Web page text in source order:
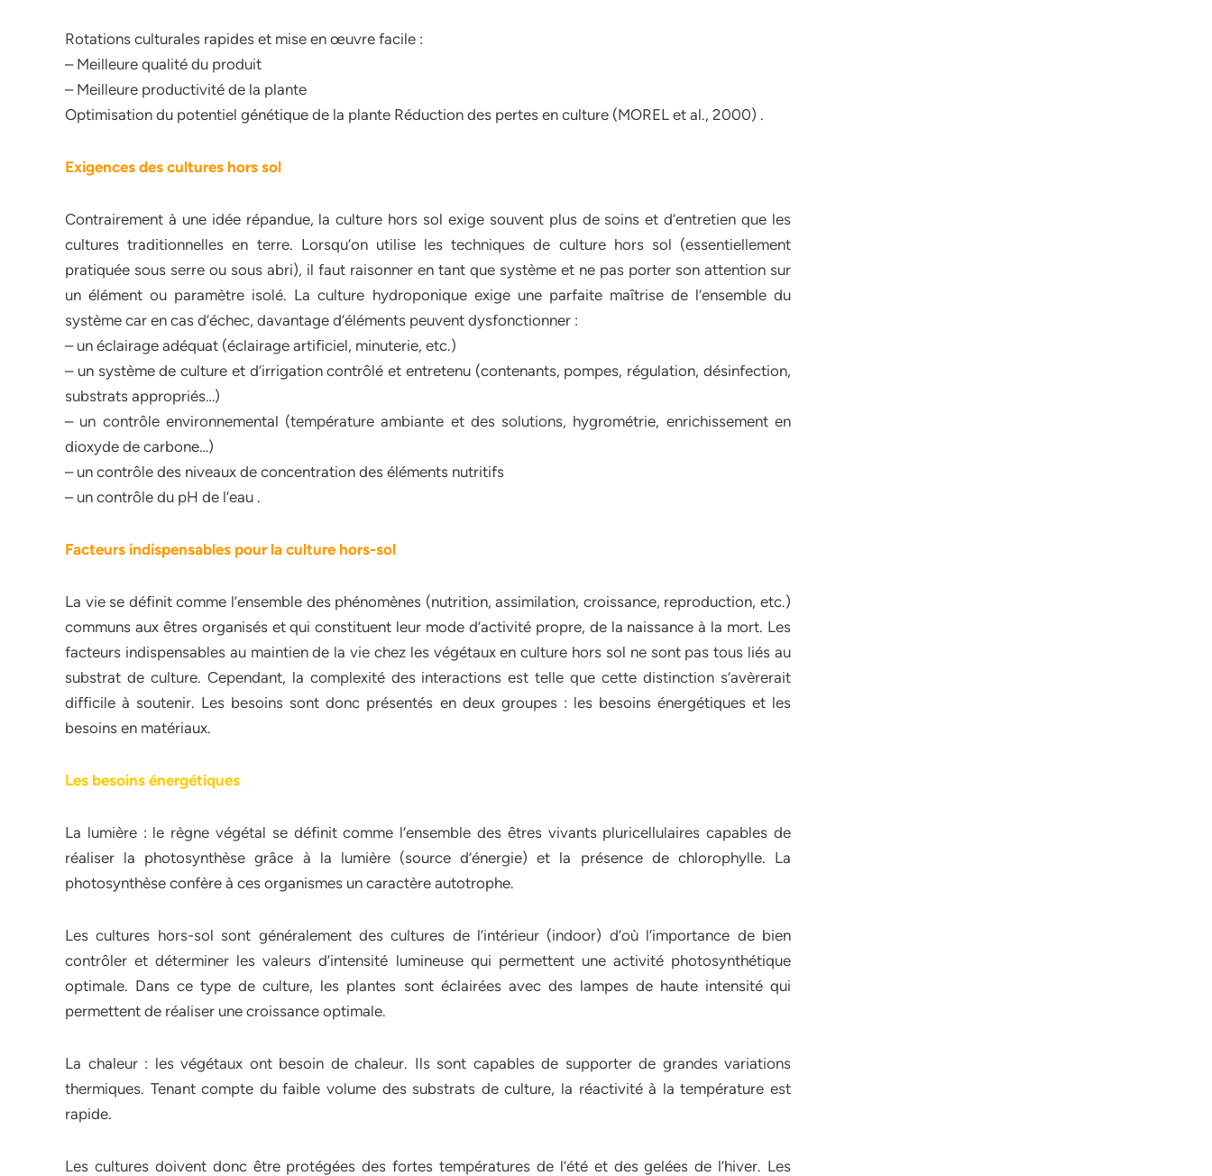
Rotations culturales rapides et mise en œuvre facile :
– Meilleure qualité du produit
– Meilleure productivité de la plante
Optimisation du potentiel génétique de la plante Réduction des pertes en culture (MOREL et al., 2000) .
Exigences des cultures hors sol
Contrairement à une idée répandue, la culture hors sol exige souvent plus de soins et d’entretien que les
cultures traditionnelles en terre. Lorsqu’on utilise les techniques de culture hors sol (essentiellement
pratiquée sous serre ou sous abri), il faut raisonner en tant que système et ne pas porter son attention sur
un élément ou paramètre isolé. La culture hydroponique exige une parfaite maîtrise de l’ensemble du
système car en cas d’échec, davantage d’éléments peuvent dysfonctionner :
– un éclairage adéquat (éclairage artificiel, minuterie, etc.)
– un système de culture et d’irrigation contrôlé et entretenu (contenants, pompes, régulation, désinfection,
substrats appropriés…)
– un contrôle environnemental (température ambiante et des solutions, hygrométrie, enrichissement en
dioxyde de carbone…)
– un contrôle des niveaux de concentration des éléments nutritifs
– un contrôle du pH de l’eau .
Facteurs indispensables pour la culture hors-sol
La vie se définit comme l’ensemble des phénomènes (nutrition, assimilation, croissance, reproduction, etc.)
communs aux êtres organisés et qui constituent leur mode d’activité propre, de la naissance à la mort. Les
facteurs indispensables au maintien de la vie chez les végétaux en culture hors sol ne sont pas tous liés au
substrat de culture. Cependant, la complexité des interactions est telle que cette distinction s’avèrerait
difficile à soutenir. Les besoins sont donc présentés en deux groupes : les besoins énergétiques et les
besoins en matériaux.
Les besoins énergétiques
La lumière : le règne végétal se définit comme l’ensemble des êtres vivants pluricellulaires capables de
réaliser la photosynthèse grâce à la lumière (source d’énergie) et la présence de chlorophylle. La
photosynthèse confère à ces organismes un caractère autotrophe.
Les cultures hors-sol sont généralement des cultures de l’intérieur (indoor) d’où l’importance de bien
contrôler et déterminer les valeurs d’intensité lumineuse qui permettent une activité photosynthétique
optimale. Dans ce type de culture, les plantes sont éclairées avec des lampes de haute intensité qui
permettent de réaliser une croissance optimale.
La chaleur : les végétaux ont besoin de chaleur. Ils sont capables de supporter de grandes variations
thermiques. Tenant compte du faible volume des substrats de culture, la réactivité à la température est
rapide.
Les cultures doivent donc être protégées des fortes températures de l’été et des gelées de l’hiver. Les